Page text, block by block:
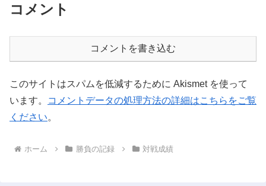
コメント
コメントを書き込む
このサイトはスパムを低減するために Akismet を使って
います。
コメントデータの処理方法の詳細はこちらをご覧
ください。
ホーム 勝負の記録 対戦成績